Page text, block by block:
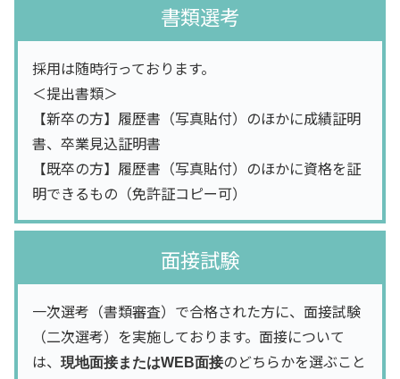
書類選考
採用は随時行っております。
＜提出書類＞
【新卒の方】履歴書（写真貼付）のほかに成績証明
書、卒業見込証明書
【既卒の方】履歴書（写真貼付）のほかに資格を証
明できるもの（免許証コピー可）
面接試験
一次選考（書類審査）で合格された方に、面接試験
（二次選考）を実施しております。面接について
は、
現地面接またはWEB面接のどちらかを選ぶこと